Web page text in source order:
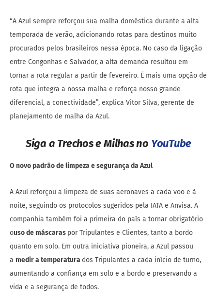
“A Azul sempre reforçou sua malha doméstica durante a alta
temporada de verão, adicionando rotas para destinos muito
procurados pelos brasileiros nessa época. No caso da ligação
entre Congonhas e Salvador, a alta demanda resultou em
tornar a rota regular a partir de fevereiro. É mais uma opção de
rota que integra a nossa malha e reforça nosso grande
diferencial, a conectividade”, explica Vitor Silva, gerente de
planejamento de malha da Azul.
Siga a Trechos e Milhas no YouTube
O novo padrão de limpeza e segurança da Azul
A Azul reforçou a limpeza de suas aeronaves a cada voo e à
noite, seguindo os protocolos sugeridos pela IATA e Anvisa. A
companhia também foi a primeira do país a tornar obrigatório
ouso de máscaras por Tripulantes e Clientes, tanto a bordo
quanto em solo. Em outra iniciativa pioneira, a Azul passou
a medir a temperatura dos Tripulantes a cada início de turno,
aumentando a confiança em solo e a bordo e preservando a
vida e a segurança de todos.